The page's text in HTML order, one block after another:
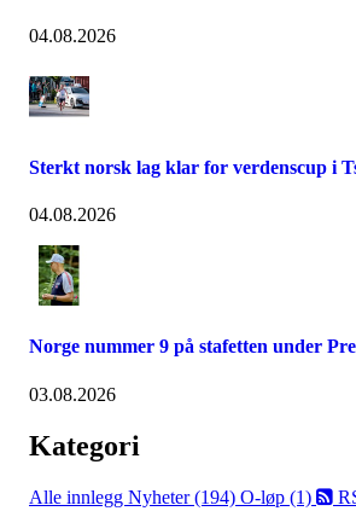
04.08.2026
Sterkt norsk lag klar for verdenscup i
04.08.2026
Norge nummer 9 på stafetten under
03.08.2026
Kategori
Alle innlegg Nyheter (194) O-løp (1)